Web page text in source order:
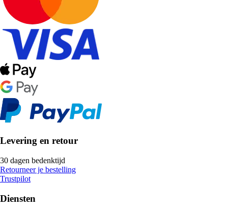
Levering en retour
30 dagen bedenktijd
Retourneer je bestelling
Trustpilot
Diensten